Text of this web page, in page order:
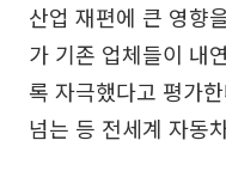
산업 재편에 큰 영향
가 기존 업체들이 내
록 자극했다고 평가
넘는 등 전세계 자동